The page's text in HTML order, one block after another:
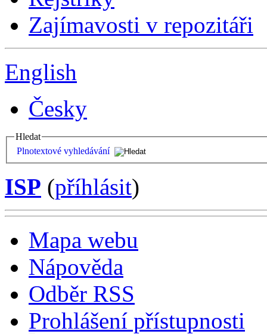
Zajímavosti v repozitáři
English
Česky
Hledat
Plnotextové vyhledávání
ISP (příhlásit)
Mapa webu
Nápověda
Odběr RSS
Prohlášení přístupnosti